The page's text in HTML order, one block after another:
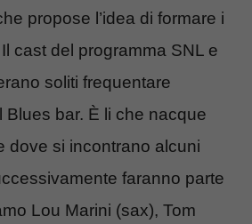
propose l’idea di formare i
cast del programma SNL e
soliti frequentare
Blues bar. È li che nacque
dove si incontrano alcuni
faranno parte
Lou Marini (sax), Tom